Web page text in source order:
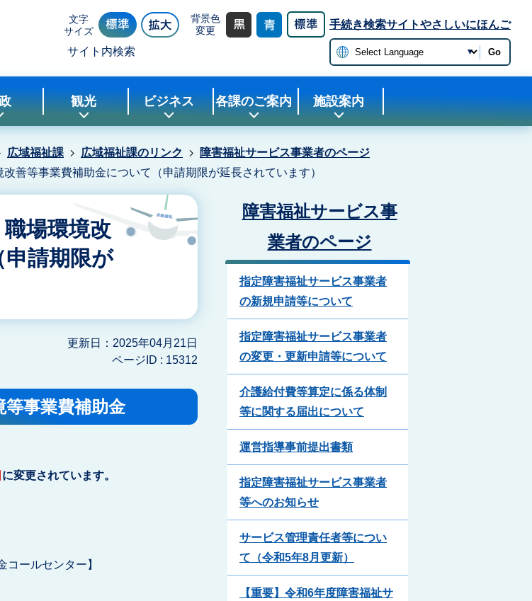
文字
サイズ
背景色
変更
手続き検索サイトやさしいにほんご
サイト内検索 Go
観光 ビジネス 各課のご案内 施設案内
広域福祉課 広域福祉課のリンク
障害福祉サービス事業者のページ
善等事業費補助金について（申請期限が延長されています）
場環境改
請期限が
更新日：2025年04月21日
ページID : 15312
等事業費補助金
に変更されています。
コールセンター】
障害福祉サービス事
業者のページ
指定障害福祉サービス事業者
の新規申請等について
指定障害福祉サービス事業者
の変更・更新申請等について
介護給付費等算定に係る体制
等に関する届出について
運営指導事前提出書類
指定障害福祉サービス事業者
等へのお知らせ
サービス管理責任者等につい
て（令和5年8月更新）
【重要】令和6年度障害福祉サ